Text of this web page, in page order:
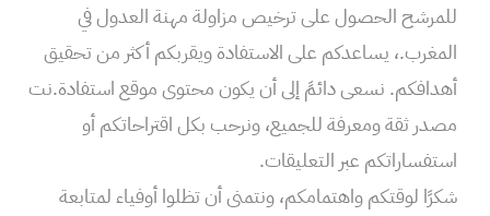
للمرشح الحصول على ترخيص مزاولة مهنة العدول في
المغرب.، يساعدكم على الاستفادة ويقربكم أكثر من تحقيق
أهدافكم. نسعى دائمً إلى أن يكون محتوى موقع استفادة.نت
مصدر ثقة ومعرفة للجميع، ونرحب بكل اقتراحاتكم أو
استفساراتكم عبر التعليقات.
شكرًا لوقتكم واهتمامكم، ونتمنى أن تظلوا أوفياء لمتابعة